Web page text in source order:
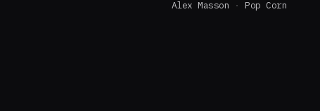
Alex Masson Pop Corn